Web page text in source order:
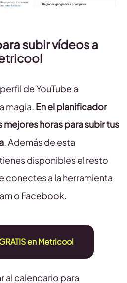
subir vídeos a
de YouTube a
magia. En el planificador
horas para subir tus
. Además de esta
disponibles el resto
conectes a la herramienta
o Facebook.
en Metricool
al calendario para